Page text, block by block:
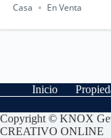
Casa
En Venta
Inicio
Copyright © KNOX
CREATIVO ONLINE